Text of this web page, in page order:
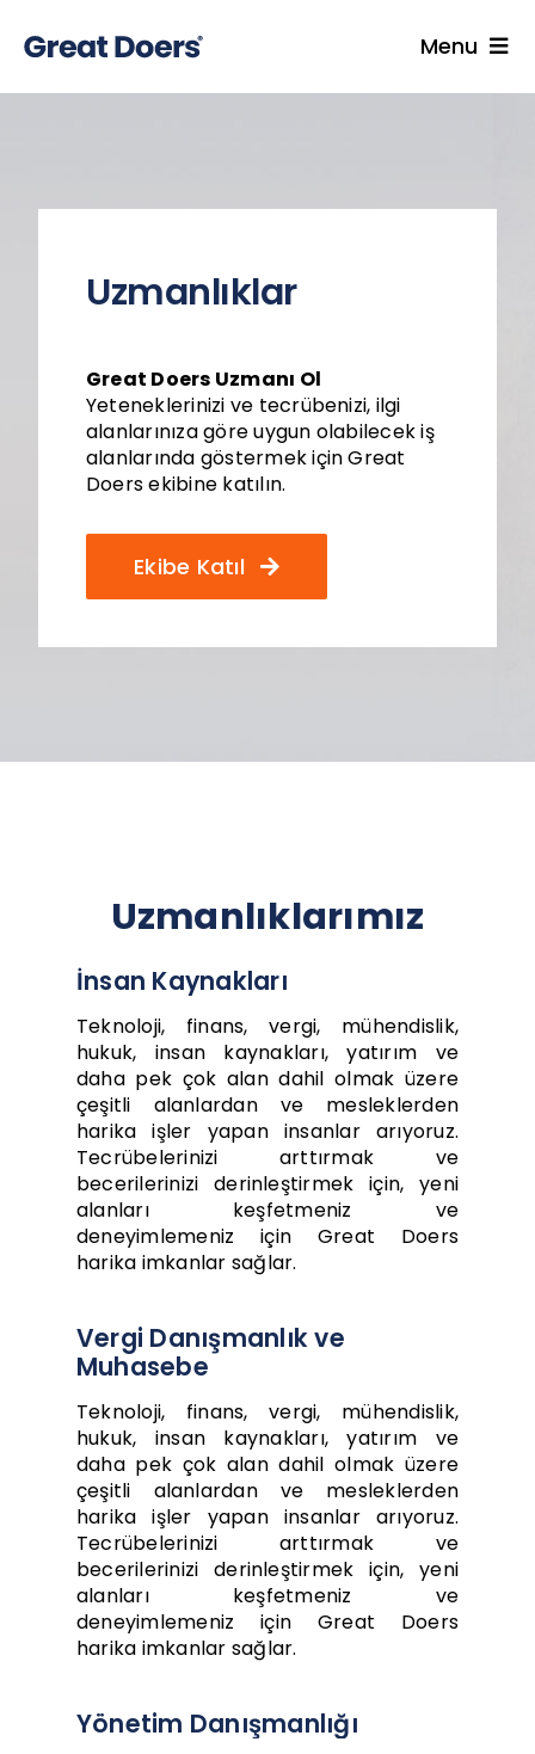
content
Menu
Mülakat
Kariyer Blog
Uzmanlıklar
Great Doers Uzmanı Ol
Yeteneklerinizi ve tecrübenizi, ilgi
alanlarınıza göre uygun olabilecek iş
alanlarında göstermek için Great
Doers ekibine katılın.
Ekibe Katıl
Uzmanlıklarımız
İnsan Kaynakları
Teknoloji, finans, vergi, mühendislik,
hukuk, insan kaynakları, yatırım ve
daha pek çok alan dahil olmak üzere
çeşitli alanlardan ve mesleklerden
harika işler yapan insanlar arıyoruz.
Tecrübelerinizi arttırmak ve
becerilerinizi derinleştirmek için, yeni
alanları keşfetmeniz ve
deneyimlemeniz için Great Doers
harika imkanlar sağlar.
Vergi Danışmanlık ve
Muhasebe
Teknoloji, finans, vergi, mühendislik,
hukuk, insan kaynakları, yatırım ve
daha pek çok alan dahil olmak üzere
çeşitli alanlardan ve mesleklerden
harika işler yapan insanlar arıyoruz.
Tecrübelerinizi arttırmak ve
becerilerinizi derinleştirmek için, yeni
alanları keşfetmeniz ve
deneyimlemeniz için Great Doers
harika imkanlar sağlar.
Yönetim Danışmanlığı